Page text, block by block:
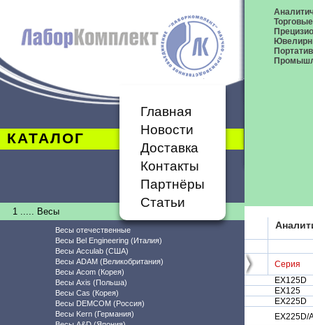
КАТАЛОГ
Главная
Новости
Доставка
Контакты
Партнёры
Статьи
1 ..... Весы
Весы отечественные
Весы Bel Engineering (Италия)
Весы Acculab (США)
Весы ADAM (Великобритания)
Весы Acom (Корея)
Весы Axis (Польша)
Весы Cas (Корея)
Весы DEMCOM (Россия)
Весы Kern (Германия)
Серия
EX125D
EX125
EX225D
EX225D/